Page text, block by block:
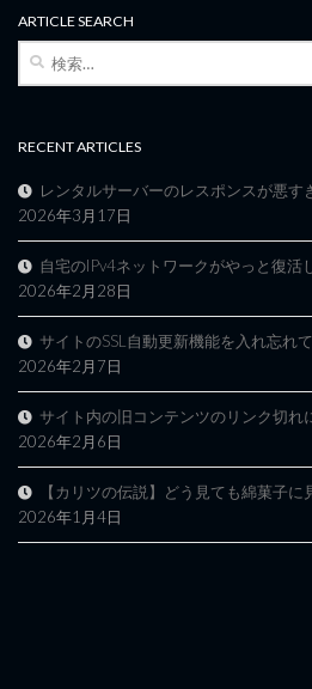
ARTICLE SEARCH
検
RECENT ARTICLES
レンタルサーバーのレスポンスが悪す
2026年3月17日
自宅のIPv4ネットワークがやっと復活
2026年2月28日
サイトのSSL自動更新機能を入れ忘れ
2026年2月7日
サイト内の旧コンテンツのリンク切れ
2026年2月6日
【カリツの伝説】どう見ても綿菓子
2026年1月4日